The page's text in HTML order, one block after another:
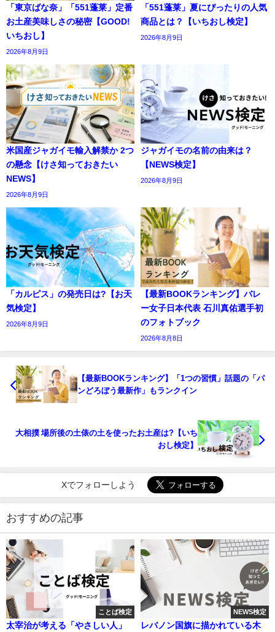
「東京ばな奈」「551蓬莱」定番
お土産美味しさの秘密【GOOD!
いちおし】
2026年8月9日
「551蓬莱」夏にぴったりの人気
商品とは？【いちおし検定】
2026年8月9日
米国産ジャガイモ輸入解禁か 2つ
の懸念【けさ知っておきたい
NEWS】
2026年8月9日
ジャガイモの名前の由来は？
【NEWS検定】
2026年8月9日
「カルピス」の発売日は?【お天
気検定】
2026年8月9日
【最新BOOKランキング】バレ
ー女子日本代表 石川真佑選手初
のフォトブック
2026年8月8日
【最新BOOKランキング】「1つの習慣」話題の「パ
ンどろぼう最新作」もランクイン
大相撲 場所後の土俵の土を使ったお土産は?【いち
おし検定】
Xでフォローしよう
おすすめの記事
ことば検定
太宰治が考える「やさしい人」
NEWS検定
レバノン国旗に描かれている木